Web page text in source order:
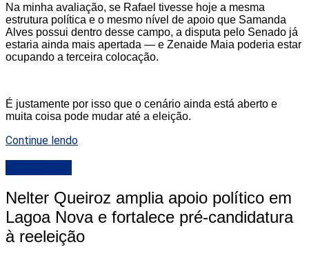
Na minha avaliação, se Rafael tivesse hoje a mesma
estrutura política e o mesmo nível de apoio que Samanda
Alves possui dentro desse campo, a disputa pelo Senado já
estaria ainda mais apertada — e Zenaide Maia poderia estar
ocupando a terceira colocação.
É justamente por isso que o cenário ainda está aberto e
muita coisa pode mudar até a eleição.
Continue lendo
Nelter Queiroz amplia apoio político em
Lagoa Nova e fortalece pré-candidatura
à reeleição